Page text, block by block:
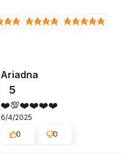
Ariadna
5
❤️💯❤️❤️❤️❤️
6/4/2025
0
0